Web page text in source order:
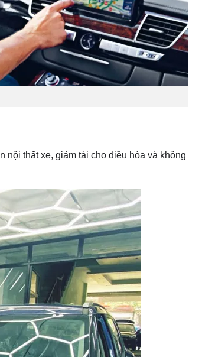
nội thất xe, giảm tải cho điều hòa và không